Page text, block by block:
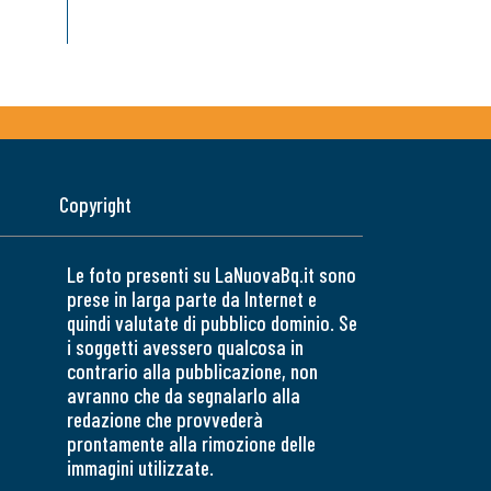
Copyright
Le foto presenti su LaNuovaBq.it sono
prese in larga parte da Internet e
quindi valutate di pubblico dominio. Se
i soggetti avessero qualcosa in
contrario alla pubblicazione, non
avranno che da segnalarlo alla
redazione che provvederà
prontamente alla rimozione delle
immagini utilizzate.